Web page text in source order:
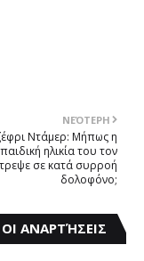
ΝΕΌΤΕΡΗ
Ντάμερ: Μήπως η
παιδική ηλικία του τον
σε κατά συρροή
δολοφόνο;
ΑΝΑΡΤΉΣΕΙΣ